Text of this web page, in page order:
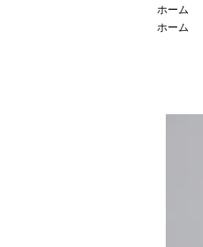
ホーム
ホーム